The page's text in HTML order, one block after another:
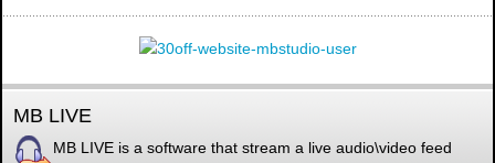
MB LIVE
MB LIVE is a software that stream a live audio\video feed